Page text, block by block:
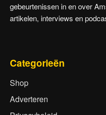
gebeurtenissen in en over
artikelen, interviews en
Categorieën
Shop
Adverteren